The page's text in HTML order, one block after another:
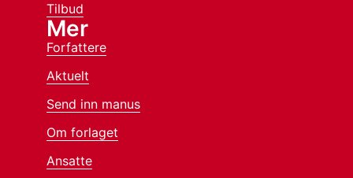
Tilbud
Mer
Forfattere
Aktuelt
Send inn manus
Om forlaget
Ansatte